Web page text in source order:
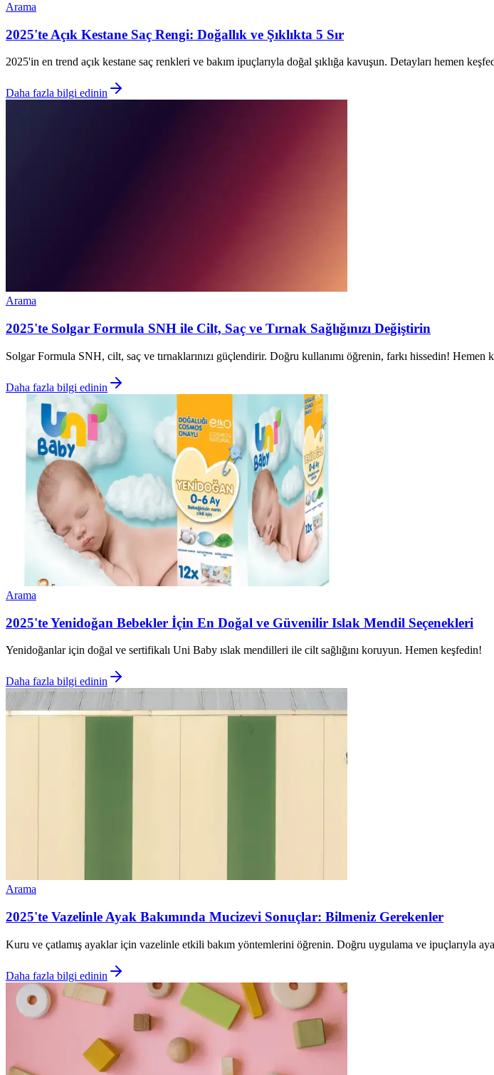
Arama
2025'te Açık Kestane Saç Rengi: Doğallık ve Şıklıkta 5 Sır
2025'in en trend açık kestane saç renkleri ve bakım ipuçlarıyla doğal şıklığa kavuşun. Detayları hemen
Daha fazla bilgi edinin
Arama
2025'te Solgar Formula SNH ile Cilt, Saç ve Tırnak Sağlığınızı Değiştirin
Solgar Formula SNH, cilt, saç ve tırnaklarınızı güçlendirir. Doğru kullanımı öğrenin, farkı hissedin! Hemen
Daha fazla bilgi edinin
Arama
2025'te Yenidoğan Bebekler İçin En Doğal ve Güvenilir Islak Mendil Seçenekleri
Yenidoğanlar için doğal ve sertifikalı Uni Baby ıslak mendilleri ile cilt sağlığını koruyun. Hemen keşfedin!
Daha fazla bilgi edinin
Arama
2025'te Vazelinle Ayak Bakımında Mucizevi Sonuçlar: Bilmeniz Gerekenler
Kuru ve çatlamış ayaklar için vazelinle etkili bakım yöntemlerini öğrenin. Doğru uygulama ve ipuçlarıyla
Daha fazla bilgi edinin